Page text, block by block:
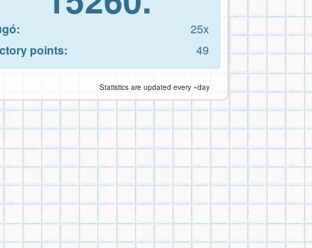
25x
points:
49
Statistics are updated every ~day